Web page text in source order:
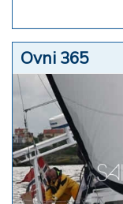
Ovni 365